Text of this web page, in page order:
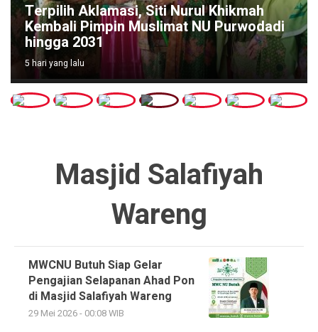
Terpilih Aklamasi, Siti Nurul Khikmah
Kembali Pimpin Muslimat NU Purwodadi
hingga 2031
5 hari yang lalu
Masjid Salafiyah
Wareng
MWCNU Butuh Siap Gelar
Pengajian Selapanan Ahad Pon
di Masjid Salafiyah Wareng
29 Mei 2026 - 00:08 WIB